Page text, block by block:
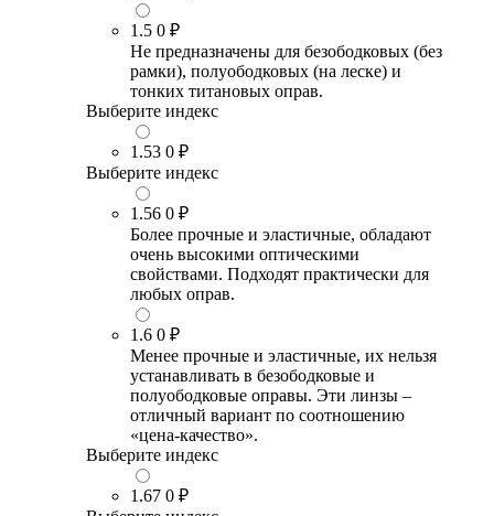
1.5 0 ₽
Не предназначены для безободковых (без
рамки), полуободковых (на леске) и
тонких титановых оправ.
Выберите индекс
1.53 0 ₽
Выберите индекс
1.56 0 ₽
Более прочные и эластичные, обладают
очень высокими оптическими
свойствами. Подходят практически для
любых оправ.
1.6 0 ₽
Менее прочные и эластичные, их нельзя
устанавливать в безободковые и
полуободковые оправы. Эти линзы –
отличный вариант по соотношению
«цена-качество».
Выберите индекс
1.67 0 ₽